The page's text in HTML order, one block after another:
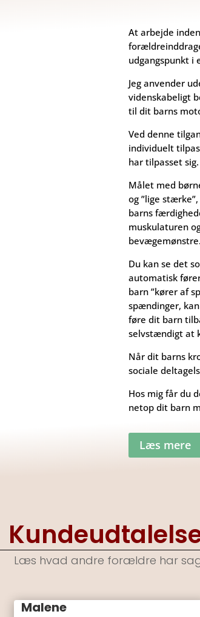
At arbejde
udgangspunkt i
Jeg anvender
videnskabeligt
til dit barns
Ved denne
individuelt
har tilpasset sig.
Målet med
og ”lige
barns
muskulaturen
bevægemønstre.
Du kan se det
automatisk
barn ”kører af
spændinger,
føre dit barn
selvstændigt at
Når dit barns
sociale
Hos mig får du
netop dit barn
Læs mere
Læs hvad andre forældre har
Malene